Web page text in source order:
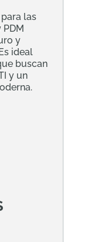
las
y
ideal
buscan
y un